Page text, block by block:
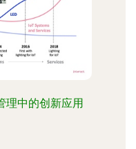
理中的创新应用